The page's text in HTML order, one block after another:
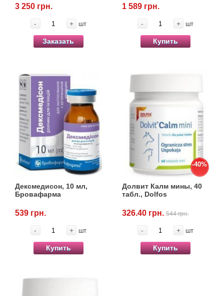
3 250 грн.
- + шт
Заказать
1 589 грн.
- + шт
Купить
Дексмедисон, 10 мл,
Бровафарма
539 грн.
- + шт
Купить
-40%
Долвит Калм мины, 40
табл., Dolfos
326.40 грн.544 грн.
- + шт
Купить